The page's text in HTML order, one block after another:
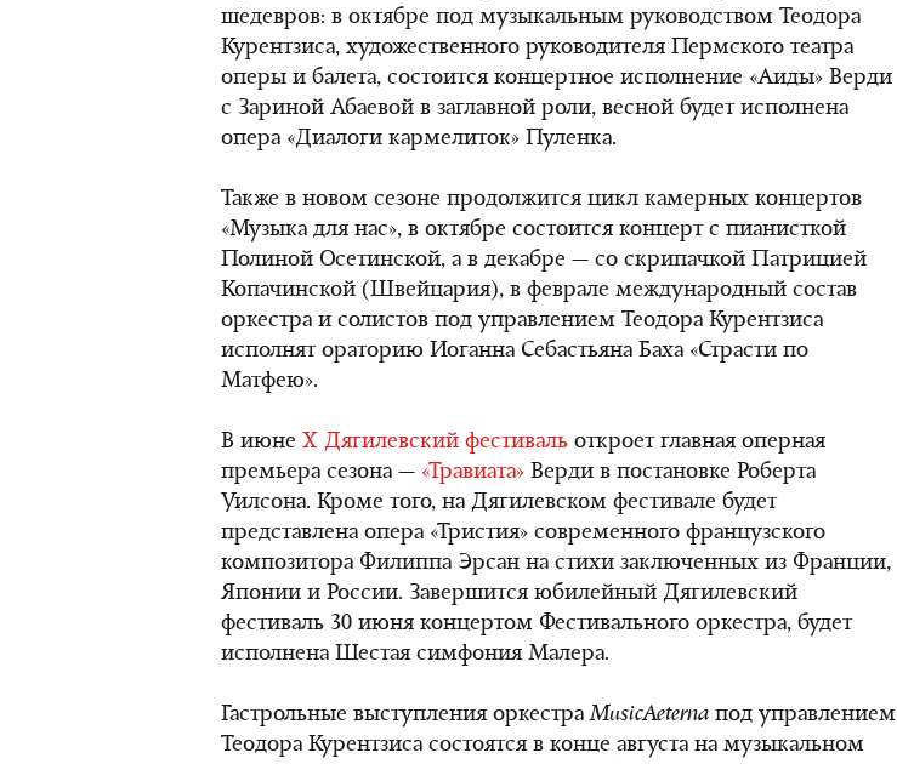
шедевров: в октябре под музыкальным руководством Теодора
Курентзиса, художественного руководителя Пермского театра
оперы и балета, состоится концертное исполнение «Аиды» Верди
с Зариной Абаевой в заглавной роли, весной будет исполнена
опера «Диалоги кармелиток» Пуленка.
Также в новом сезоне продолжится цикл камерных концертов
«Музыка для нас», в октябре состоится концерт с пианисткой
Полиной Осетинской, а в декабре — со скрипачкой Патрицией
Копачинской (Швейцария), в феврале международный состав
оркестра и солистов под управлением Теодора Курентзиса
исполнят ораторию Иоганна Себастьяна Баха «Страсти по
Матфею».
В июне X Дягилевский фестиваль откроет главная оперная
премьера сезона — «Травиата» Верди в постановке Роберта
Уилсона. Кроме того, на Дягилевском фестивале будет
представлена опера «Тристия» современного французского
композитора Филиппа Эрсан на стихи заключенных из Франции,
Японии и России. Завершится юбилейный Дягилевский
фестиваль 30 июня концертом Фестивального оркестра, будет
исполнена Шестая симфония Малера.
Гастрольные выступления оркестраMusicAeterna под управлением
Теодора Курентзиса состоятся в конце августа на музыкальном